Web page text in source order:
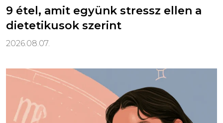
9 étel, amit együnk stressz ellen a
dietetikusok szerint
2026.08.07.